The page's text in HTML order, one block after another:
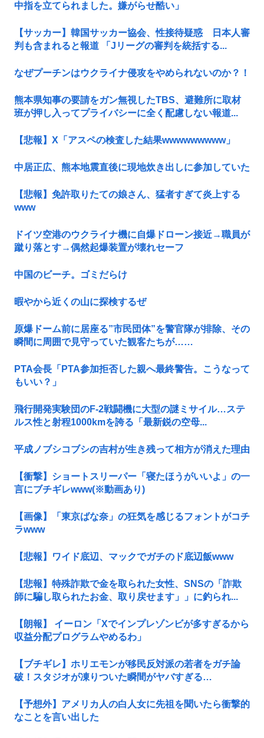
中指を立てられました。嫌がらせ酷い」
【サッカー】韓国サッカー協会、性接待疑惑 日本人審
判も含まれると報道 「Jリーグの審判を統括する...
なぜプーチンはウクライナ侵攻をやめられないのか？！
熊本県知事の要請をガン無視したTBS、避難所に取材
班が押し入ってプライバシーに全く配慮しない報道...
【悲報】X「アスペの検査した結果wwwwwwwww」
中居正広、熊本地震直後に現地炊き出しに参加していた
【悲報】免許取りたての娘さん、猛者すぎて炎上する
www
ドイツ空港のウクライナ機に自爆ドローン接近→職員が
蹴り落とす→偶然起爆装置が壊れセーフ
中国のビーチ。ゴミだらけ
暇やから近くの山に探検するぜ
原爆ドーム前に居座る”市民団体”を警官隊が排除、その
瞬間に周囲で見守っていた観客たちが……
PTA会長「PTA参加拒否した親へ最終警告。こうなって
もいい？」
飛行開発実験団のF-2戦闘機に大型の謎ミサイル…ステ
ルス性と射程1000kmを誇る「最新鋭の空母...
平成ノブシコブシの吉村が生き残って相方が消えた理由
【衝撃】ショートスリーパー「寝たほうがいいよ」の一
言にブチギレwww(※動画あり)
【画像】「東京ばな奈」の狂気を感じるフォントがコチ
ラwww
【悲報】ワイド底辺、マックでガチのド底辺飯www
【悲報】特殊詐欺で金を取られた女性、SNSの「詐欺
師に騙し取られたお金、取り戻せます」」に釣られ...
【朗報】 イーロン「Xでインプレゾンビが多すぎるから
収益分配プログラムやめるわ」
【ブチギレ】ホリエモンが移民反対派の若者をガチ論
破！スタジオが凍りついた瞬間がヤバすぎる…
【予想外】アメリカ人の白人女に先祖を聞いたら衝撃的
なことを言い出した